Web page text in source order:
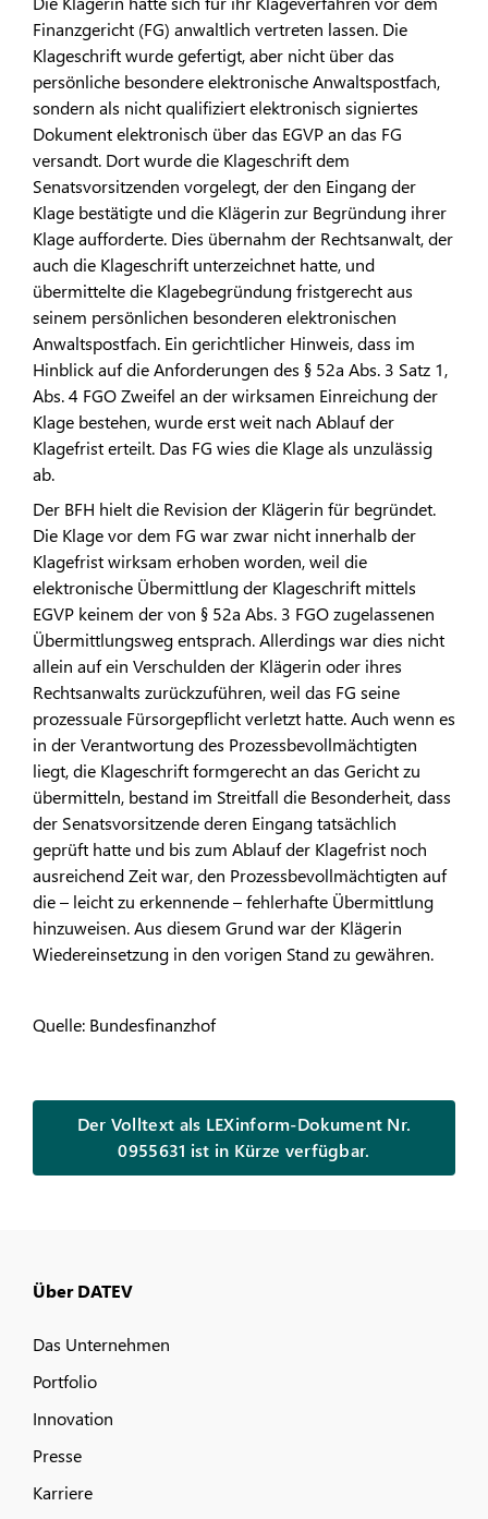
Finanzgericht (FG) anwaltlich vertreten lassen. Die
Klageschrift wurde gefertigt, aber nicht über das
persönliche besondere elektronische Anwaltspostfach,
sondern als nicht qualifiziert elektronisch signiertes
Dokument elektronisch über das EGVP an das FG
versandt. Dort wurde die Klageschrift dem
Senatsvorsitzenden vorgelegt, der den Eingang der
Klage bestätigte und die Klägerin zur Begründung ihrer
Klage aufforderte. Dies übernahm der Rechtsanwalt, der
auch die Klageschrift unterzeichnet hatte, und
übermittelte die Klagebegründung fristgerecht aus
seinem persönlichen besonderen elektronischen
Anwaltspostfach. Ein gerichtlicher Hinweis, dass im
Hinblick auf die Anforderungen des § 52a Abs. 3 Satz 1,
Abs. 4 FGO Zweifel an der wirksamen Einreichung der
Klage bestehen, wurde erst weit nach Ablauf der
Klagefrist erteilt. Das FG wies die Klage als unzulässig
ab.
Der BFH hielt die Revision der Klägerin für begründet.
Die Klage vor dem FG war zwar nicht innerhalb der
Klagefrist wirksam erhoben worden, weil die
elektronische Übermittlung der Klageschrift mittels
EGVP keinem der von § 52a Abs. 3 FGO zugelassenen
Übermittlungsweg entsprach. Allerdings war dies nicht
allein auf ein Verschulden der Klägerin oder ihres
Rechtsanwalts zurückzuführen, weil das FG seine
prozessuale Fürsorgepflicht verletzt hatte. Auch wenn es
in der Verantwortung des Prozessbevollmächtigten
liegt, die Klageschrift formgerecht an das Gericht zu
übermitteln, bestand im Streitfall die Besonderheit, dass
der Senatsvorsitzende deren Eingang tatsächlich
geprüft hatte und bis zum Ablauf der Klagefrist noch
ausreichend Zeit war, den Prozessbevollmächtigten auf
die – leicht zu erkennende – fehlerhafte Übermittlung
hinzuweisen. Aus diesem Grund war der Klägerin
Wiedereinsetzung in den vorigen Stand zu gewähren.
Quelle: Bundesfinanzhof
Der Volltext als LEXinform-Dokument Nr.
0955631 ist in Kürze verfügbar.
Über DATEV
Das Unternehmen
Portfolio
Innovation
Presse
Karriere